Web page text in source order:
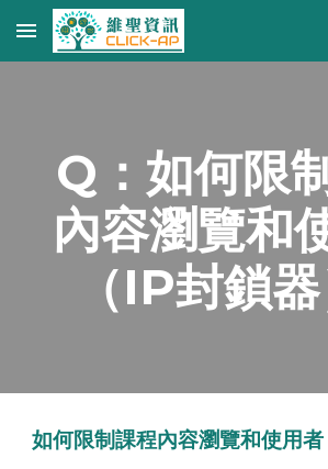
Skip to main content
Q：如何限
內容瀏覽和
（IP封鎖
如何限制課程內容瀏覽和使用者